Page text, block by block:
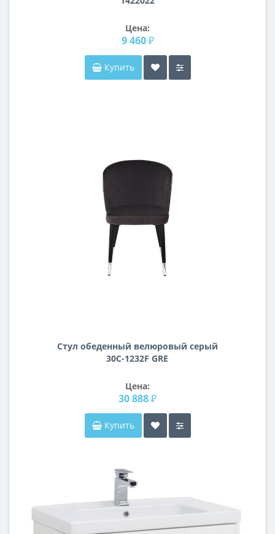
Цена:
9 460 ₽
Купить
Стул обеденный велюровый серый
30C-1232F GRE
Цена:
30 888 ₽
Купить